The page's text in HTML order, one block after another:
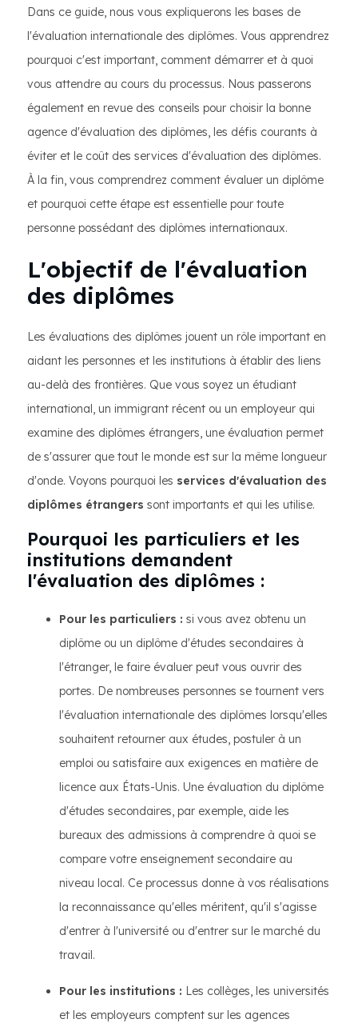
Dans ce guide, nous vous expliquerons les bases de
l'évaluation internationale des diplômes. Vous apprendrez
pourquoi c'est important, comment démarrer et à quoi
vous attendre au cours du processus. Nous passerons
également en revue des conseils pour choisir la bonne
agence d'évaluation des diplômes, les défis courants à
éviter et le coût des services d'évaluation des diplômes.
À la fin, vous comprendrez comment évaluer un diplôme
et pourquoi cette étape est essentielle pour toute
personne possédant des diplômes internationaux.
L'objectif de l'évaluation
des diplômes
Les évaluations des diplômes jouent un rôle important en
aidant les personnes et les institutions à établir des liens
au-delà des frontières. Que vous soyez un étudiant
international, un immigrant récent ou un employeur qui
examine des diplômes étrangers, une évaluation permet
de s'assurer que tout le monde est sur la même longueur
d'onde. Voyons pourquoi les services d'évaluation des
diplômes étrangers sont importants et qui les utilise.
Pourquoi les particuliers et les
institutions demandent
l'évaluation des diplômes :
Pour les particuliers : si vous avez obtenu un
diplôme ou un diplôme d'études secondaires à
l'étranger, le faire évaluer peut vous ouvrir des
portes. De nombreuses personnes se tournent vers
l'évaluation internationale des diplômes lorsqu'elles
souhaitent retourner aux études, postuler à un
emploi ou satisfaire aux exigences en matière de
licence aux États-Unis. Une évaluation du diplôme
d'études secondaires, par exemple, aide les
bureaux des admissions à comprendre à quoi se
compare votre enseignement secondaire au
niveau local. Ce processus donne à vos réalisations
la reconnaissance qu'elles méritent, qu'il s'agisse
d'entrer à l'université ou d'entrer sur le marché du
travail.
Pour les institutions : Les collèges, les universités
et les employeurs comptent sur les agences